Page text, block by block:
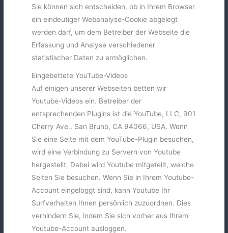
Sie können sich entscheiden, ob in Ihrem Browser
ein eindeutiger Webanalyse-Cookie abgelegt
werden darf, um dem Betreiber der Webseite die
Erfassung und Analyse verschiedener
statistischer Daten zu ermöglichen.
Eingebettete YouTube-Videos
Auf einigen unserer Webseiten betten wir
Youtube-Videos ein. Betreiber der
entsprechenden Plugins ist die YouTube, LLC, 901
Cherry Ave., San Bruno, CA 94066, USA. Wenn
Sie eine Seite mit dem YouTube-Plugin besuchen,
wird eine Verbindung zu Servern von Youtube
hergestellt. Dabei wird Youtube mitgeteilt, welche
Seiten Sie besuchen. Wenn Sie in Ihrem Youtube-
Account eingeloggt sind, kann Youtube Ihr
Surfverhalten Ihnen persönlich zuzuordnen. Dies
verhindern Sie, indem Sie sich vorher aus Ihrem
Youtube-Account ausloggen.